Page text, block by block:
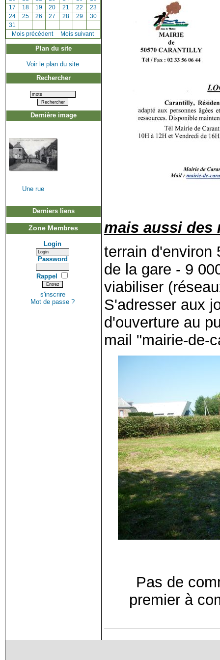
[17 [18] [19] [20 [21 [22 [23
[24] [25] [26 [27 [28 [29 [30
[31
[Mois précédent] Mois suivant
Plan du site
Voir le plan du site
Rechercher
Dernière image
Une rue
Derniers liens
Zone Membres
Login
Password
Rappel
s'inscrire
Mot de passe ?
mais aussi des
terrain d'environ
de la gare - 9
viabiliser
S'adresser aux
d'ouverture au
mail "mairie-de-
Pas de
premier à